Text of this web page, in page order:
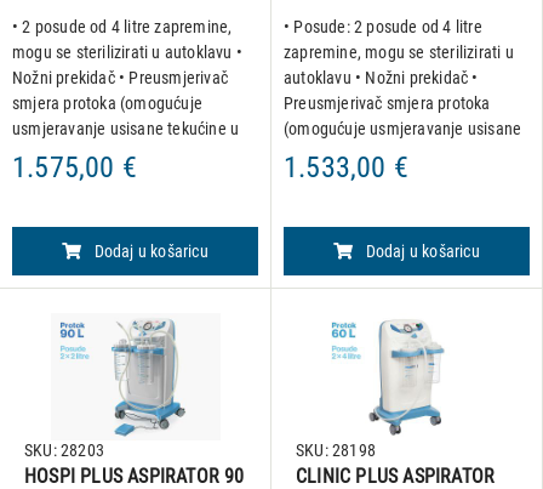
• 2 posude od 4 litre zapremine,
mogu se sterilizirati u autoklavu •
Nožni prekidač • Preusmjerivač
smjera protoka (omogućuje
usmjeravanje usisane tekućine u
bilo koju od 2 staklenke) Kirurški
model za aspiraciju tjelesnih
1.575,00 €
Dodaj u košaricu
protoka
• Posude: 2 posude od 4 litre
zapremine, mogu se sterilizirati u
autoklavu • Nožni prekidač •
Preusmjerivač smjera protoka
(omogućuje usmjeravanje usisane
tekućine u bilo koju od 2 staklenke)
Dizajnirano za profesionalnu
1.533,00 €
Dodaj u košaricu
HOSPI PLUS ASPIRATOR 90
SKU: 28203
CLINIC PLUS ASPIRATOR
SKU: 28198